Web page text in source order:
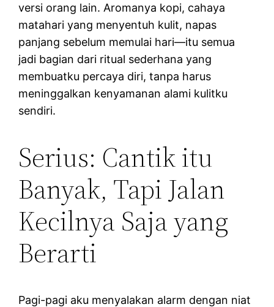
versi orang lain. Aromanya kopi, cahaya
matahari yang menyentuh kulit, napas
panjang sebelum memulai hari—itu semua
jadi bagian dari ritual sederhana yang
membuatku percaya diri, tanpa harus
meninggalkan kenyamanan alami kulitku
sendiri.
Serius: Cantik itu
Banyak, Tapi Jalan
Kecilnya Saja yang
Berarti
Pagi-pagi aku menyalakan alarm dengan niat